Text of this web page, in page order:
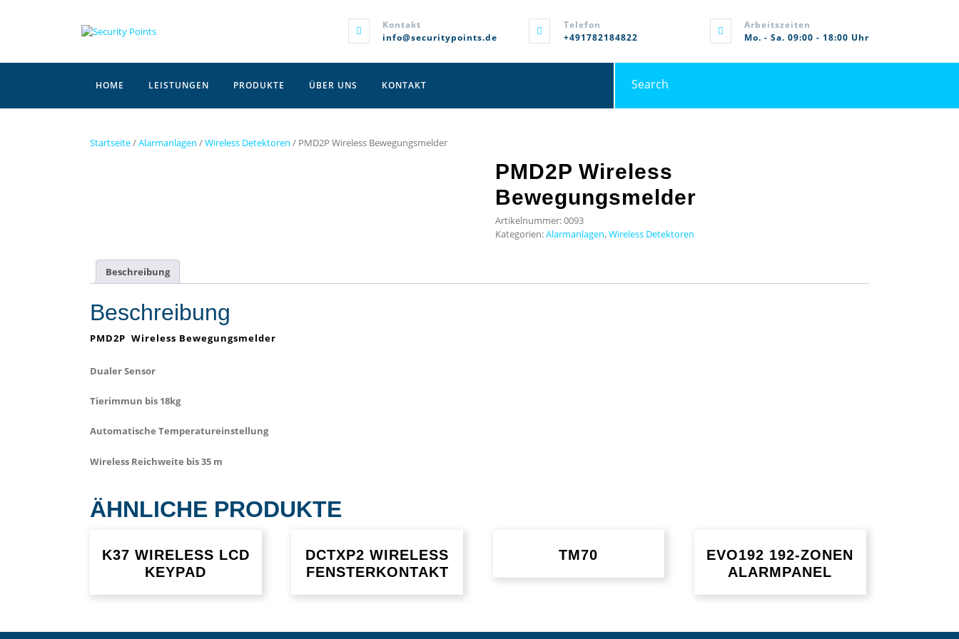
Kontakt
info@securitypoints.de
Telefon
+491782184822
Arbeitszeiten
Mo. - Sa. 09:00 - 18:00 Uhr
HOME LEISTUNGEN PRODUKTE ÜBER UNS KONTAKT
for:
Startseite/Alarmanlagen /Wireless Detektoren / PMD2P Wireless Bewegungsmelder
PMD2P Wireless
Bewegungsmelder
Artikelnummer:0093
Kategorien:Alarmanlagen,Wireless Detektoren
Beschreibung
Beschreibung
PMD2P Wireless Bewegungsmelder
Dualer Sensor
Tierimmun bis 18kg
Automatische Temperatureinstellung
Wireless Reichweite bis 35 m
ÄHNLICHE PRODUKTE
K37 WIRELESS LCD
KEYPAD
DCTXP2 WIRELESS
FENSTERKONTAKT
TM70
EVO192 192-ZONEN
ALARMPANEL